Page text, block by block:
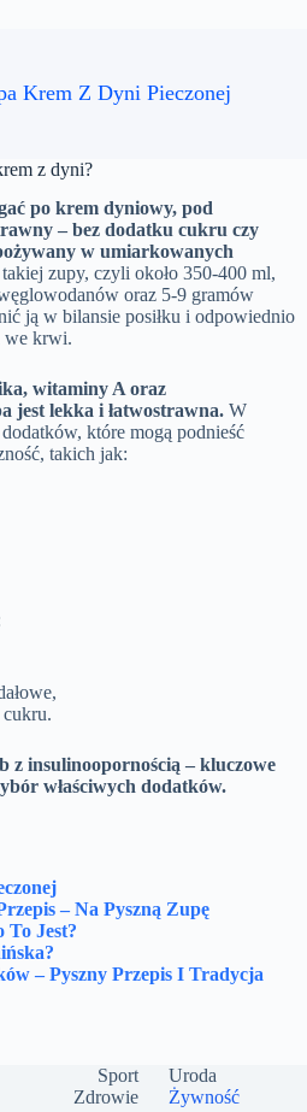
Krem Z Dyni Pieczonej
z dyni?
po krem dyniowy, pod
– bez dodatku cukru czy
w umiarkowanych
zupy, czyli około 350-400 ml,
oraz 5-9 gramów
ją w bilansie posiłku i odpowiednio
we krwi.
witaminy A oraz
jest lekka i łatwostrawna. W
które mogą podnieść
takich jak:
z insulinoopornością – kluczowe
właściwych dodatków.
– Na Pyszną Zupę
Jest?
– Pyszny Przepis I Tradycja
Sport
Uroda
Zdrowie
Żywność